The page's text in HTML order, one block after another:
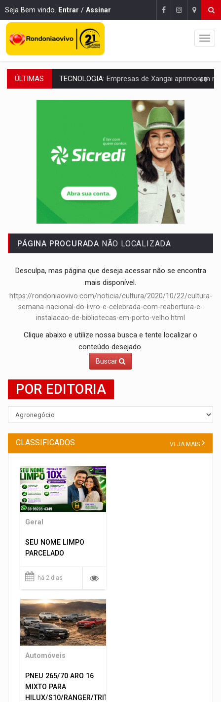
Seja Bem vindo. Entrar / Assinar
ÚLTIMAS PROTEGE A TERRA:China descobre como explodir asteroide com bomba
VÍDEO:Motociclista morre após bater na traseira de
Essa receita com frango virou o meu
EMPREENDEDORISMO: 7 negócios que podem começar com pouco dinheiro e
GIGANTE DA AMÉRICA: Brasil reúne dimensão continental e posição
10 dicas importantes para quem quer
VARCENA:Cientistas descobrem nova espécie de rã em florestas
BARGANHA: Vai comprar celular usado? Veja como consultar o
AMOR PERDIDO DÓI:
PÁGINA PROCURADA NÃO LOCALIZADA
Desculpa, mas página que deseja acessar não se encontra
mais disponível.
https://rondoniaovivo.com/noticia/cultura/2020/10/22/cultura-
semana-nacional-do-livro-e-celebrada-com-reabertura-e-
instalacao-de-bibliotecas-em-porto-velho.html
Clique abaixo e utilize nossa busca e tente localizar o
conteúdo desejado.
Buscar
POR EDITORIA
CLASSIFICADOS VEJA MAIS
Geral
SEU NOME LIMPO
PARCELADO
há 2 dias
Automóveis
PNEU 265/70 ARO 16
MIXTO PARA
HILUX/S10/RANGER/TRITON